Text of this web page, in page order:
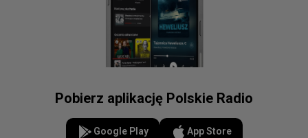
Pobierz aplikację Polskie Radio
Google Play App Store